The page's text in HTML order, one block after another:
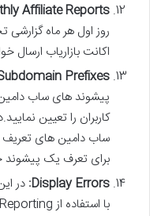
Affiliate Reports:
روز اول هر ماه
اکانت بازاریاب ارسال
Prefixes:
پیشوند های ساب
کاربران را تعیین
ساب دامین های تعریف
برای تعرف یک پیشوند
Display Errors: در
با استفاده از PHP Error Reporting را فعال نمایید.